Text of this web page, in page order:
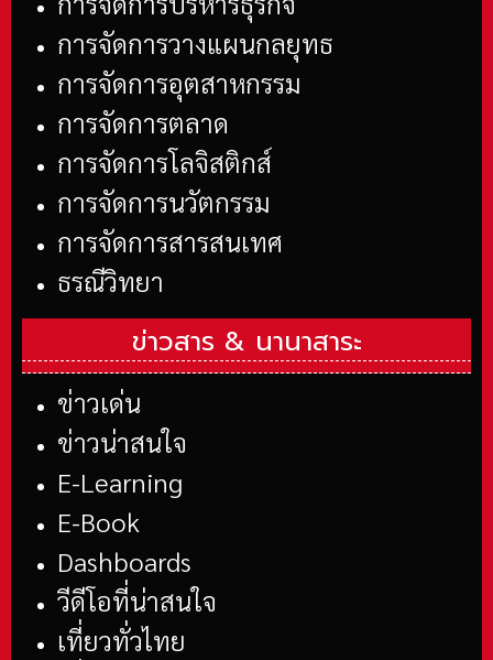
การจัดการวางแผนกลยุทธ
การจัดการอุตสาหกรรม
การจัดการตลาด
การจัดการโลจิสติกส์
การจัดการนวัตกรรม
การจัดการสารสนเทศ
ธรณีวิทยา
ข่าวสาร & นานาสาระ
ข่าวเด่น
ข่าวน่าสนใจ
E-Learning
E-Book
Dashboards
วีดีโอที่น่าสนใจ
เที่ยวทั่วไทย